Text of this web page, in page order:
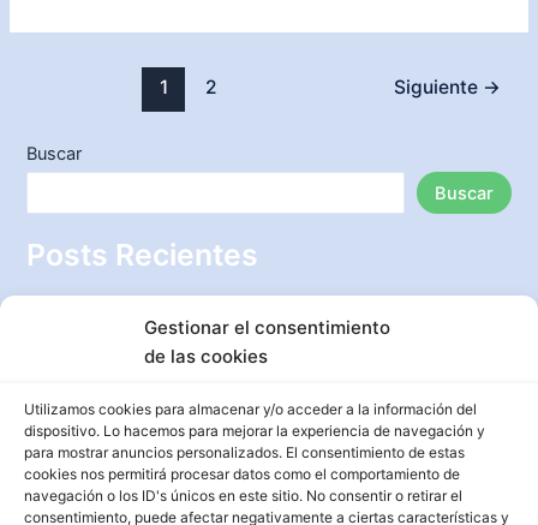
Gestionar el consentimiento
de las cookies
Utilizamos cookies para almacenar y/o acceder a la información del
dispositivo. Lo hacemos para mejorar la experiencia de navegación y
para mostrar anuncios personalizados. El consentimiento de estas
cookies nos permitirá procesar datos como el comportamiento de
navegación o los ID's únicos en este sitio. No consentir o retirar el
consentimiento, puede afectar negativamente a ciertas características y
consejos
salón
de
y
original
1 2 Siguiente →
Buscar
Buscar
Posts Recientes
creativa y lucirte esta temporada
Transforma tu jardín con piedras decorativas: Aprende
cómo ponerlas paso a paso
Ideas fabulosas para decorar una terraza y convertirla en